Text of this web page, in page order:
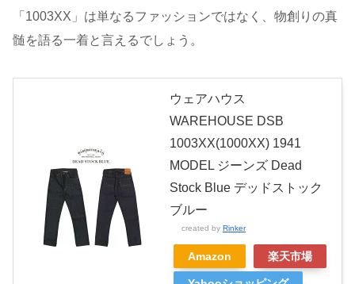
「1003XX」は単なるファッションではなく、物創りの真
髄を語る一着と言えるでしょう。
ウェアハウス
WAREHOUSE DSB
1003XX(1000XX) 1941
MODEL ジーンズ Dead
Stock Blue デッドストック
ブルー
created by Rinker
Amazon 楽天市場